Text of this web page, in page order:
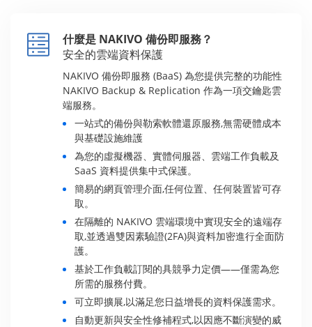
什麼是 NAKIVO 備份即服務？
安全的雲端資料保護
NAKIVO 備份即服務 (BaaS) 為您提供完整的功能性
NAKIVO Backup & Replication 作為一項交鑰匙雲
端服務。
一站式的備份與勒索軟體還原服務,無需硬體成本
與基礎設施維護
為您的虛擬機器、實體伺服器、雲端工作負載及
SaaS 資料提供集中式保護。
簡易的網頁管理介面,任何位置、任何裝置皆可存
取。
在隔離的 NAKIVO 雲端環境中實現安全的遠端存
取,並透過雙因素驗證(2FA)與資料加密進行全面防
護。
基於工作負載訂閱的具競爭力定價——僅需為您
所需的服務付費。
可立即擴展,以滿足您日益增長的資料保護需求。
自動更新與安全性修補程式,以因應不斷演變的威